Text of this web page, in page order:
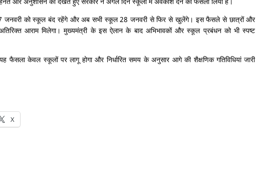
और अनुशासन को देखते हुए सरकार ने अगले दिन स्कूलों में अवकाश देने का फैसला लिया है।
जनवरी को स्कूल बंद रहेंगे और अब सभी स्कूल 28 जनवरी से फिर से खुलेंगे। इस फैसले से छात्रों और
आराम मिलेगा। मुख्यमंत्री के इस ऐलान के बाद अभिभावकों और स्कूल प्रबंधन को भी स्पष्ट
फैसला केवल स्कूलों पर लागू होगा और निर्धारित समय के अनुसार आगे की शैक्षणिक गतिविधियां जारी
X